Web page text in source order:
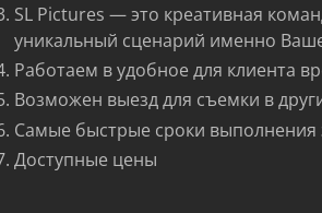
SL Pictures — это креативная
уникальный сценарий именно
Работаем в удобное для клиента
Возможен выезд для съемки в
Самые быстрые сроки выполнения
Доступные цены